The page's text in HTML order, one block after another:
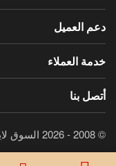
دعم العميل
خدمة العملاء
أتصل بنا
© 2008 - 2026 السوق لايف.